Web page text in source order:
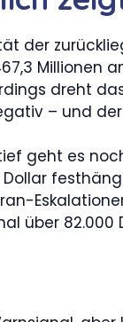
der
dreht
– und
geht es
über